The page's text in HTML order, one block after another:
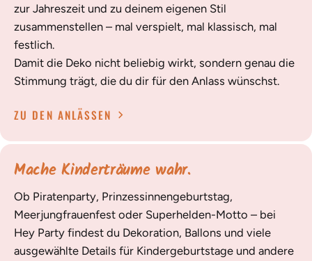
zur Jahreszeit und zu deinem eigenen Stil
zusammenstellen – mal verspielt, mal klassisch, mal
festlich.
Damit die Deko nicht beliebig wirkt, sondern genau die
Stimmung trägt, die du dir für den Anlass wünschst.
ZU DEN ANLÄSSEN
Mache Kinderträume wahr.
Ob Piratenparty, Prinzessinnengeburtstag,
Meerjungfrauenfest oder Superhelden-Motto – bei
Hey Party findest du Dekoration, Ballons und viele
ausgewählte Details für Kindergeburtstage und andere